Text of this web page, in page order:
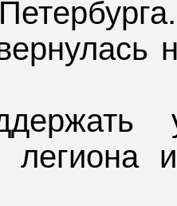
легиона